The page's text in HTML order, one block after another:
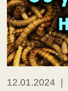
12.01.2024